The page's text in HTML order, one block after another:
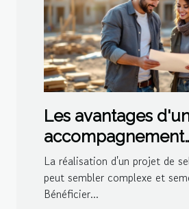
Les avantages
accompagnement
personnalisé lors
construction de
stockage
La réalisation d'un projet de
peut sembler complexe et
Bénéficier...